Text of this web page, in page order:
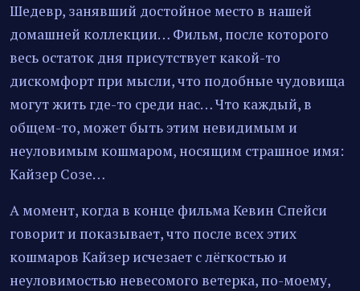
Шедевр, занявший достойное место в нашей
домашней коллекции… Фильм, после которого
весь остаток дня присутствует какой-то
дискомфорт при мысли, что подобные чудовища
могут жить где-то среди нас… Что каждый, в
общем-то, может быть этим невидимым и
неуловимым кошмаром, носящим страшное имя:
Кайзер Созе…
А момент, когда в конце фильма Кевин Спейси
говорит и показывает, что после всех этих
кошмаров Кайзер исчезает с лёгкостью и
неуловимостью невесомого ветерка, по-моему,